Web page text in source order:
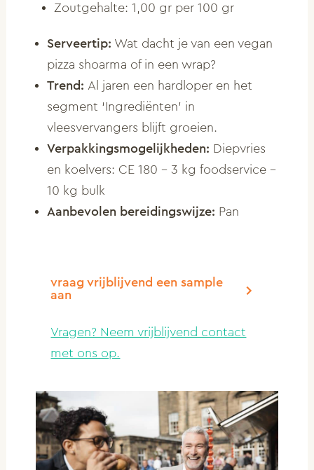
Zoutgehalte: 1,00 gr per 100 gr
Serveertip: Wat dacht je van een vegan
pizza shoarma of in een wrap?
Trend: Al jaren een hardloper en het
segment ‘Ingrediënten’ in
vleesvervangers blijft groeien.
Verpakkingsmogelijkheden: Diepvries
en koelvers: CE 180 – 3 kg foodservice –
10 kg bulk
Aanbevolen bereidingswijze: Pan
vraag vrijblijvend een sample
aan
Vragen? Neem vrijblijvend contact
met ons op.